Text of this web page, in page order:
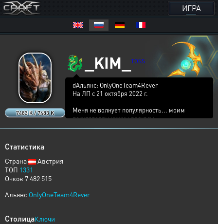
ИГРА
7483 K / 7483 K
🐉 _KIM_ TOSS
dАльянс: OnlyOneTeam4Rever
На ЛП с 21 октября 2022 г.
Меня не волнует популярность... моим
покупателям нужны ресурсы...
и мне также жаль, что так много девушек с
Статистика
Страна
Австрия
ТОП 1331
Очков 7 482 515
Альянс OnlyOneTeam4Rever
СтолицаКлючи